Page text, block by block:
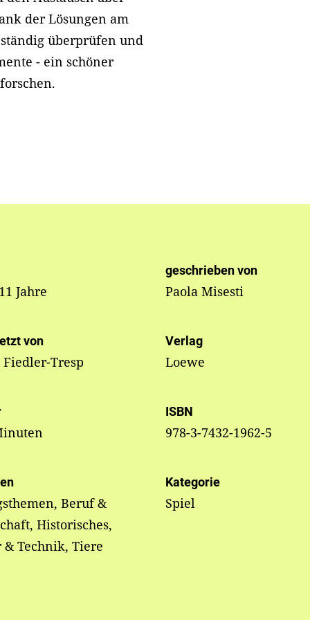
der Lösungen am
überprüfen und
- ein schöner
Jahre
geschrieben von
Paola Misesti
von
Fiedler-Tresp
Verlag
Loewe
ISBN
978-3-7432-1962-5
Beruf &
Historisches,
& Technik, Tiere
Kategorie
Spiel